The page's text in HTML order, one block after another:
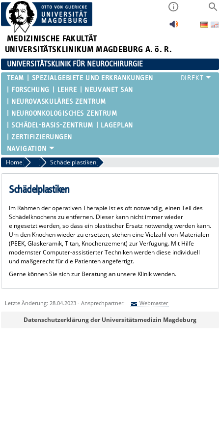
MEDIZINISCHE FAKULTÄT
UNIVERSITÄTSKLINIKUM MAGDEBURG A. ö. R.
UNIVERSITÄTSKLINIK FÜR NEUROCHIRURGIE
TEAM
SPEZIALGEBIETE UND ERKRANKUNGEN
FORSCHUNG
LEHRE
NEUVANET SAN
NEUROVASKULÄRES ZENTRUM
NEUROONKOLOGISCHES ZENTRUM
SCHÄDEL-BASIS-ZENTRUM
LAGEPLAN
ZERTIFIZIERUNGEN
Home Neuro-Traumatologie
Schädelplastiken
Schädelplastiken
Im Rahmen der operativen Therapie ist es oft notwendig, einen Teil des
Schädelknochens zu entfernen. Dieser kann nicht immer wieder
eingesetzt werden, so dass ein plastischer Ersatz notwendig werden kann.
Um den Knochen wieder zu ersetzen, stehen eine Vielzahl von Materialen
(PEEK, Glaskeramik, Titan, Knochenzement) zur Verfügung. Mit Hilfe
modernster Computer-assistierter Techniken werden diese individuell
und maßgerecht für die Patienten angefertigt.
Gerne können Sie sich zur Beratung an unsere Klinik wenden.
Letzte Änderung: 28.04.2023 - Ansprechpartner: Webmaster
Sie können eine Nachricht versenden an:Webmaster
Datenschutzerklärung der Universitätsmedizin Magdeburg